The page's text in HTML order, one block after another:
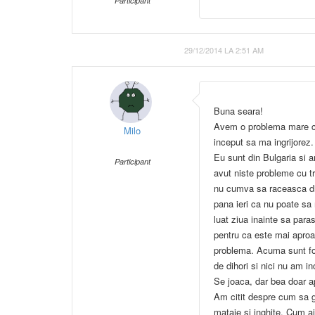
29/12/2014 LA 2:51 AM
Milo
Participant
Buna seara!
Avem o problema mare
inceput sa ma ingrijorez.
Eu sunt din Bulgaria si
avut niste probleme cu
nu cumva sa raceasca
pana ieri ca nu poate
luat ziua inainte sa
pentru ca este mai
problema. Acuma sunt
de dihori si nici nu am
Se joaca, dar bea doar
Am citit despre cum sa
mataie si inghite. Cum